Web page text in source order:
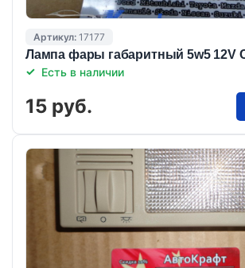
Артикул: 17177
Лампа фары габаритный 5w5 12V
Есть в наличии
15 руб.